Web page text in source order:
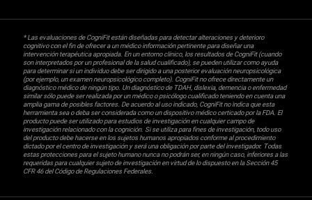
* Las evaluaciones de CogniFit están diseñadas para detectar alteraciones y deterioro
cognitivo con el fin de ofrecer a un médico información pertinente para diseñar una
intervención terapéutica apropiada. En un entorno clínico, los resultados de CogniFit (cuando
son interpretados por un profesional de la salud cualificado), se pueden utilizar como ayuda
para determinar si un individuo debe ser dirigido a una posterior evaluación neuropsicológica
(por ejemplo, un examen neuropsicológico completo). CogniFit no ofrece directamente un
diagnóstico médico de ningún tipo. Un diagnóstico de TDAH, dislexia, demencia o enfermedad
similar sólo puede ser realizada por un médico o psicólogo cualificado teniendo en cuenta una
amplia gama de posibles factores. De acuerdo al uso indicado, CogniFit no indica que esta
herramienta sea o deba ser considerada como un dispositivo médico certicado por la FDA. El
producto puede ser utilizado para estudios de investigación en cualquier campo de
investigación relacionado con la cognición. Si se utiliza para fines de investigación, todo uso
del producto debe hacerse en los sujetos humanos apropiados conforme al procedimiento
dictado por el centro de investigación y será una obligación por parte del investigador. Todas
estas protecciones para el sujeto humano nunca no podrán ser, en ningún caso, inferiores a las
requeridas para cualquier sujeto de investigación en virtud de lo dispuesto en la Sección 45
CFR 46 del Código de Regulaciones Federales.